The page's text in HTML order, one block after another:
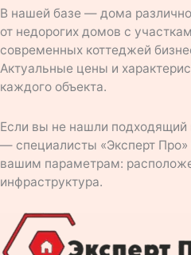
В нашей базе — дома
от недорогих домов с
современных коттеджей
Актуальные цены и
каждого объекта.
Если вы не нашли подходящий
— специалисты «Эксперт
вашим параметрам:
инфраструктура.